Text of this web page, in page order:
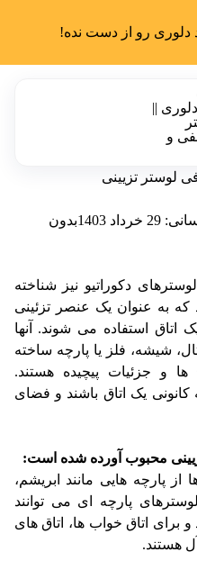
لوستر تزیینی
1403
بدون
دکوراتیو نیز شناخته
به عنوان یک عنصر تزئینی
اتاق استفاده می شوند. آنها
شیشه، فلز یا پارچه ساخته
و جزئیات پیچیده هستند.
کانونی یک اتاق باشند و فضای
محبوب آورده شده است:
از پارچه هایی مانند ابریشم،
پارچه ای می توانند
اتاق خواب ها، اتاق های
هستند.